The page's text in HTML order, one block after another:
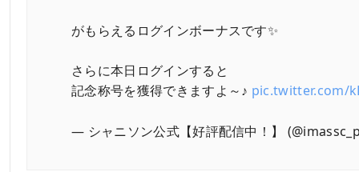
がもらえるログインボーナスです✨
さらに本日ログインすると
記念称号を獲得できますよ～♪ pic.twitter.com/
— シャニソン公式【好評配信中！】